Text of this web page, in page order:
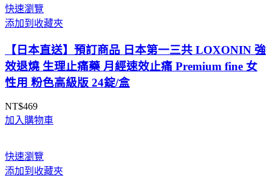
NT$389
快速瀏覽
添加到收藏夾
【日本直送】預訂商品 日本第一三共 LOXONIN 強
效退燒 生理止痛藥 月經速效止痛 Premium fine 女
性用 粉色高級版 24錠/盒
NT$469
加入購物車
快速瀏覽
添加到收藏夾